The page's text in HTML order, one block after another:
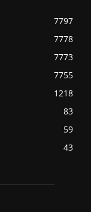
7797
7778
7773
7755
1218
83
59
43